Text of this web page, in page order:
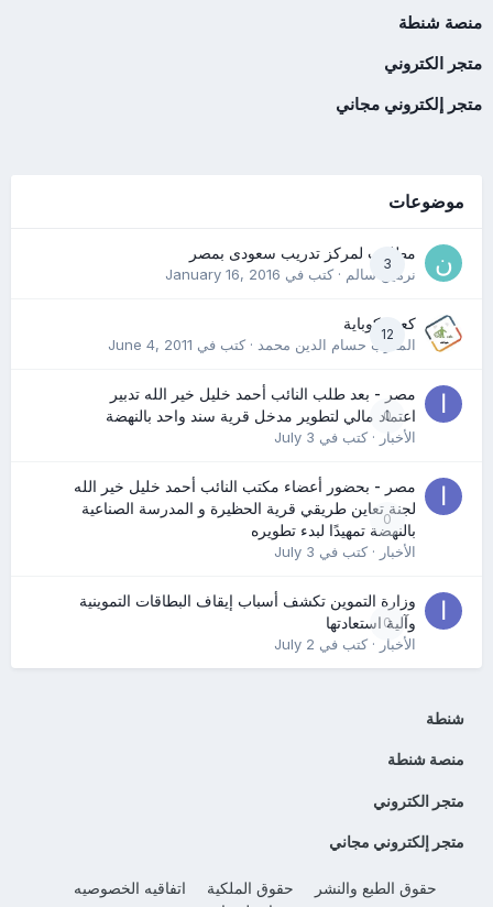
منصة شنطة
متجر الكتروني
متجر إلكتروني مجاني
موضوعات
3
مطلوب لمركز تدريب سعودى بمصر
نرمين سالم· كتب في January 16, 2016
12
كعب كوباية
المدرب حسام الدين محمد· كتب في June 4, 2011
0
مصر - بعد طلب النائب أحمد خليل خير الله تدبير
اعتماد مالي لتطوير مدخل قرية سند واحد بالنهضة
الأخبار· كتب في July 3
0
مصر - بحضور أعضاء مكتب النائب أحمد خليل خير الله
لجنة تعاين طريقي قرية الحظيرة و المدرسة الصناعية
بالنهضة تمهيدًا لبدء تطويره
الأخبار· كتب في July 3
0
وزارة التموين تكشف أسباب إيقاف البطاقات التموينية
وآلية استعادتها
الأخبار· كتب في July 2
شنطة
منصة شنطة
متجر الكتروني
متجر إلكتروني مجاني
حقوق الطبع والنشر حقوق الملكية
اتفاقيه الخصوصيه